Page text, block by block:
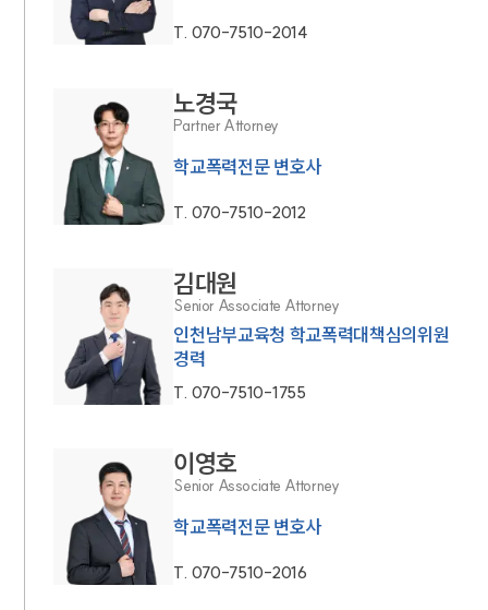
인재채용
T. 070-7510-2014
노경국
Partner Attorney
학교폭력전문 변호사
T. 070-7510-2012
김대원
Senior Associate Attorney
인천남부교육청 학교폭력대책심의위원
경력
T. 070-7510-1755
이영호
Senior Associate Attorney
학교폭력전문 변호사
T. 070-7510-2016